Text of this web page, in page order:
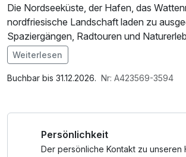
Die Nordseeküste, der Hafen, das
nordfriesische Landschaft laden zu
Spaziergängen, Radtouren und
Das Hotel Osterkrug Husum ist der ideale
für Ausflüge entlang der Küste, ins
Im Angebot enthalten
1 Flasche Mineralwasser, W-LAN Nutzung
Weiterlesen
Buchbar bis 31.12.2026. Nr: A423569-3594
Persönlichkeit
Der persönliche Kontakt zu unseren